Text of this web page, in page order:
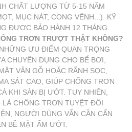
CHẤT LƯỢNG TỪ 5-15 NĂM
MỤC NÁT, CONG VÊNH...). KỸ
ĐƯỢC BẢO HÀNH 12 THÁNG.
TRƠN TRƯỢT THẬT KHÔNG?
ƯU ĐIỂM QUAN TRỌNG
CHUYÊN DỤNG CHO BỂ BƠI,
VÂN GỖ HOẶC RÃNH SỌC,
SÁT CAO, GIÚP CHỐNG TRƠN
KHI SÀN BỊ ƯỚT. TUY NHIÊN,
CHỐNG TRƠN TUYỆT ĐỐI
NGƯỜI DÙNG VẪN CẦN CẨN
BỀ MẶT ẨM ƯỚT.